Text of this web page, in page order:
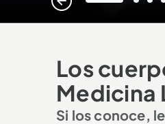
1 2 3
Los
Medicina
Si los conoce,